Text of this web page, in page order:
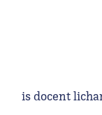
is docent